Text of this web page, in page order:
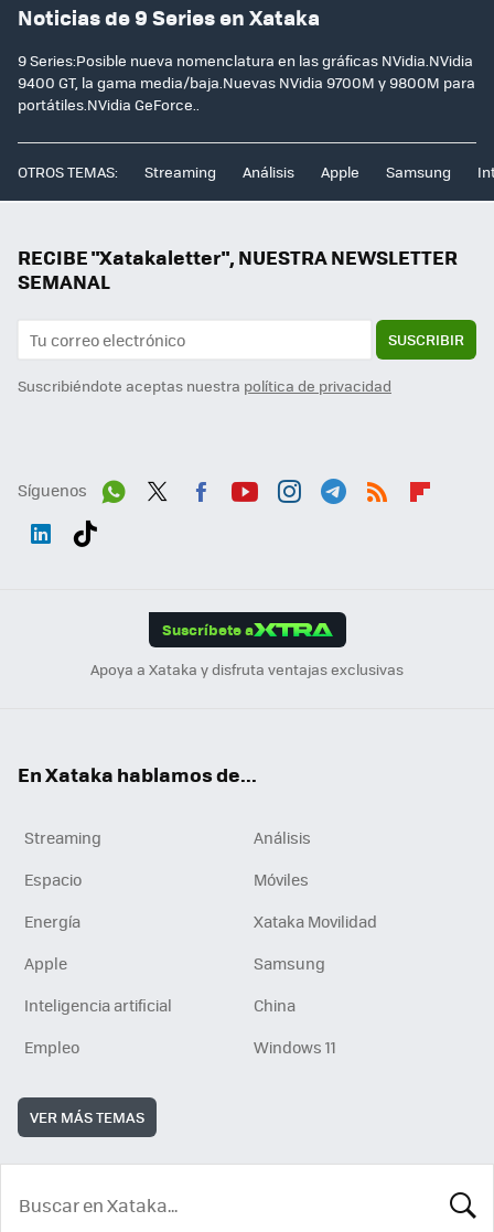
Noticias de 9 Series en Xataka
9 Series:Posible nueva nomenclatura en las gráficas NVidia.NVidia
9400 GT, la gama media/baja.Nuevas NVidia 9700M y 9800M para
portátiles.NVidia GeForce..
OTROS TEMAS: Streaming Análisis Apple Samsung
RECIBE "Xatakaletter", NUESTRA NEWSLETTER
SEMANAL
SUSCRIBIR
Suscribiéndote aceptas nuestra política de privacidad
Síguenos
Suscríbete a
Apoya a Xataka y disfruta ventajas exclusivas
En Xataka hablamos de...
Streaming
Análisis
Espacio
Móviles
Energía
Xataka Movilidad
Apple
Samsung
Inteligencia artificial
China
Empleo
Windows 11
VER MÁS TEMAS